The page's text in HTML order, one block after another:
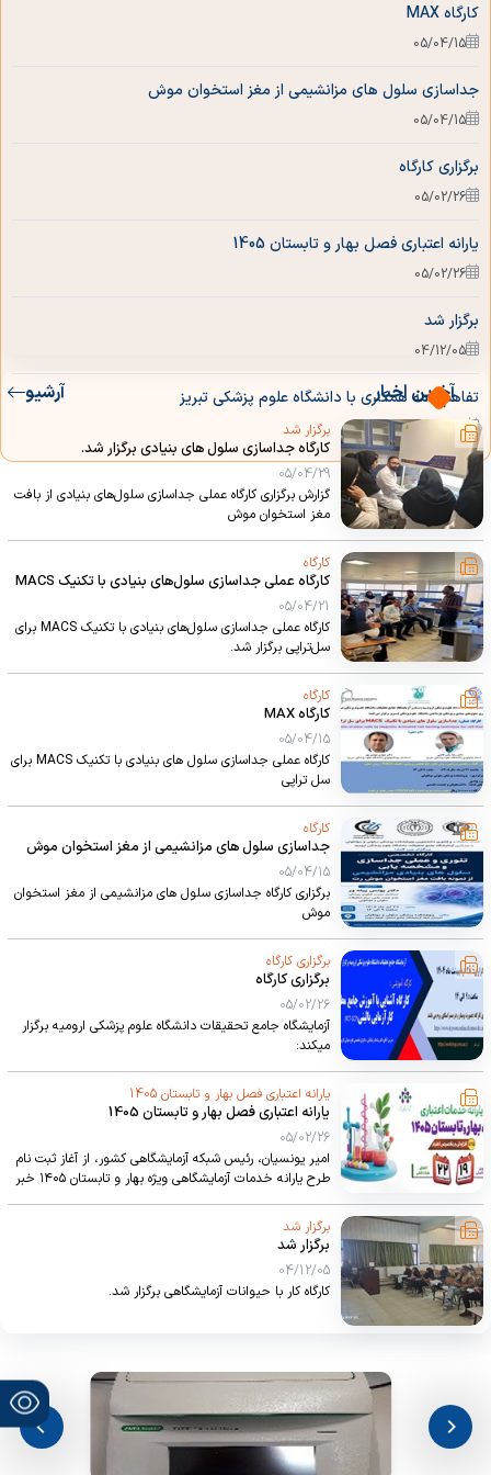
آزمایشگاه جامع علوم پزشکی تبریز
کارگاه MAX
05/04/15
جداسازی سلول های مزانشیمی از مغز استخوان موش
05/04/15
برگزاری کارگاه
05/02/26
یارانه اعتباری فصل بهار و تابستان 1405
05/02/26
برگزار شد
04/12/05
تفاهم نامه همکاری با دانشگاه علوم پزشکی تبریز
04/12/02
آخرین اخبار آرشیو
برگزار شد
کارگاه جداسازی سلول های بنیادی برگزار شد.
05/04/29
گزارش برگزاری کارگاه عملی جداسازی سلول‌های بنیادی از بافت
مغز استخوان موش
کارگاه
کارگاه عملی جداسازی سلول‌های بنیادی با تکنیک MACS
برای سل‌تراپی برگزار شد.
05/04/21
کارگاه عملی جداسازی سلول‌های بنیادی با تکنیک MACS برای
سل‌تراپی برگزار شد.
کارگاه
کارگاه MAX
05/04/15
کارگاه عملی جداسازی سلول های بنیادی با تکنیک MACS برای
سل تراپی
کارگاه
جداسازی سلول های مزانشیمی از مغز استخوان موش
05/04/15
برگزاری کارگاه جداسازی سلول های مزانشیمی از مغز استخوان
موش
برگزاری کارگاه
برگزاری کارگاه
05/02/26
آزمایشگاه جامع تحقیقات دانشگاه علوم پزشکی ارومیه برگزار
میکند:
یارانه اعتباری فصل بهار و تابستان 1405
یارانه اعتباری فصل بهار و تابستان 1405
05/02/26
امیر یونسیان، رئیس شبکه آزمایشگاهی کشور، از آغاز ثبت نام
طرح یارانه خدمات آزمایشگاهی ویژه بهار و تابستان ۱۴۰۵ خبر
حمایت‌های ویژه معاونت علمی، فناوری و اقتصاد دانش‌بنیان
تحقیق، پژوهش و توسعه فناوری پژوهشگران و دانشگاهیان
عزیز کشور باشیم.
برگزار شد
برگزار شد
04/12/05
کارگاه کار با حیوانات آزمایشگاهی برگزار شد.